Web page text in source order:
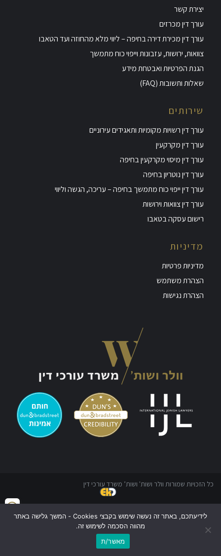
יצירת קשר
עורך דין מכרזים
עורך דין מכירת דירה בחיפה – ליווי מלא מהחוזה ועד הטאבו
צוואות, ירושות, עזבונות וייפוי כוח מתמשך
הגנת הפרטיות ואבטחת מידע
שאלות ותשובות (FAQ)
שירותים
עורך דין רשויות מקומיות ותאגידים עירוניים
עורך דין מקרקעין
עורך דין מיסוי מקרקעין בחיפה
עורך דין נוטריון בחיפה
עורך דין ייפוי כוח מתמשך בחיפה – עריכה, הגשה וליווי
עורך דין צוואות וירושות
רישום עסקה בטאבו
מדיניות
מדיניות פרטיות
הצהרת משתמש
הצהרת נגישות
כל הזכויות שמורות וולר ושות' ושות’ משרד עורכי דין
לידיעתכם, באתר זה נעשה שימוש בקבצי Cookies - המשך גלישה באתר
מהווה הסכמה לשימוש זה.
מאשר/ת